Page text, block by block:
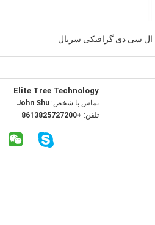
ال سی دی گرافیکی سریال
Elite Tree Technology
تماس با شخص: John Shu
تلفن: +8613825727200